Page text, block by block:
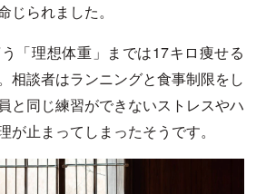
じられました。
「理想体重」までは17キロ痩せる
相談者はランニングと食事制限をし
と同じ練習ができないストレスやハ
が止まってしまったそうです。